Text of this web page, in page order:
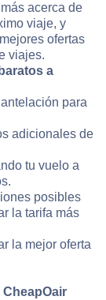
acerca de
viaje, y
ofertas
viajes.
a
para
adicionales de
tu vuelo a
posibles
la tarifa más
la mejor oferta